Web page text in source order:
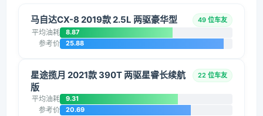
马自达CX-8 2019款 2.5L 两驱豪华型 49 位车友
平均油耗 8.87
参考价 25.88
星途揽月 2021款 390T 两驱星睿长续航
版
22 位车友
平均油耗 9.31
参考价 20.69